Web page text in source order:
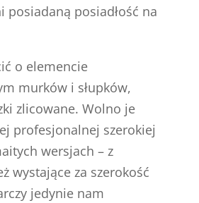
posiadaną posiadłość na
o elemencie
murków i słupków,
zlicowane. Wolno je
profesjonalnej szerokiej
wersjach – z
wystające za szerokość
jedynie nam